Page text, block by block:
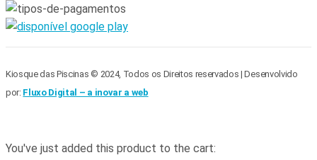
Kiosque das Piscinas © 2024, Todos os Direitos reservados | Desenvolvido
por: Fluxo Digital – a inovar a web
You've just added this product to the cart: